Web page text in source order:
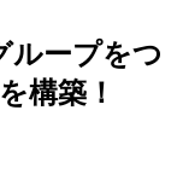
ループをつ
構築！